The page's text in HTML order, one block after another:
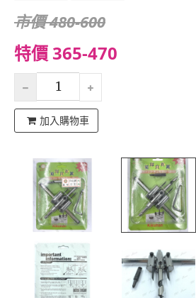
市價 480-600
特價 365-470
加入購物車